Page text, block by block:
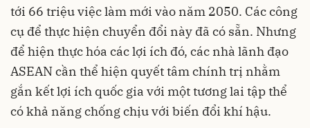
tới 66 triệu việc làm mới vào năm 2050. Các công
cụ để thực hiện chuyển đổi này đã có sẵn. Nhưng
để hiện thực hóa các lợi ích đó, các nhà lãnh đạo
ASEAN cần thể hiện quyết tâm chính trị nhằm
gắn kết lợi ích quốc gia với một tương lai tập thể
có khả năng chống chịu với biến đổi khí hậu.